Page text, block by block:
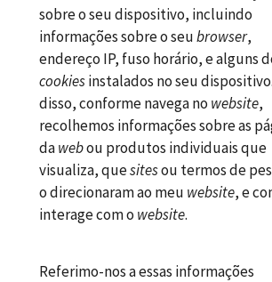
sobre o seu dispositivo, incluindo
informações sobre o seubrowser,
endereço IP, fuso horário, e alguns
cookiesinstalados no seu
disso, conforme navega no website,
recolhemos informações sobre as
dawebou produtos individuais que
visualiza, quesitesou termos de
o direcionaram ao meu website, e
interage com o website.
Referimo-nos a essas informações